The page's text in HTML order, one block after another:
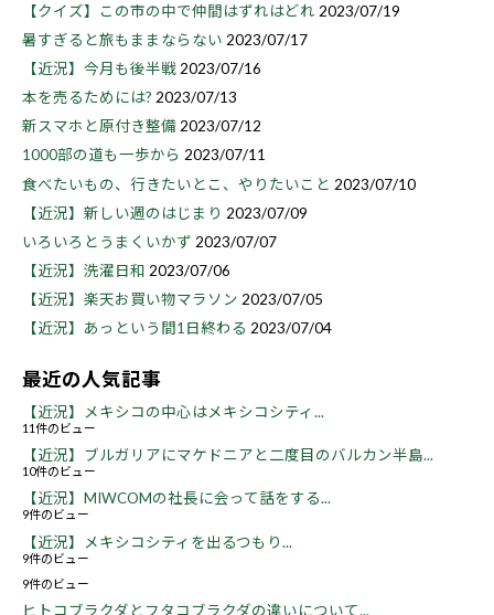
【クイズ】この市の中で仲間はずれはどれ 2023/07/19
暑すぎると旅もままならない 2023/07/17
【近況】今月も後半戦 2023/07/16
本を売るためには? 2023/07/13
新スマホと原付き整備2023/07/12
1000部の道も一歩から 2023/07/11
食べたいもの、行きたいとこ、やりたいこと 2023/07/10
【近況】新しい週のはじまり 2023/07/09
いろいろとうまくいかず 2023/07/07
【近況】洗濯日和 2023/07/06
【近況】楽天お買い物マラソン 2023/07/05
【近況】あっという間1日終わる 2023/07/04
最近の人気記事
【近況】メキシコの中心はメキシコシティ...
11件のビュー
【近況】ブルガリアにマケドニアと二度目のバルカン半島...
10件のビュー
【近況】MIWCOMの社長に会って話をする...
9件のビュー
【近況】メキシコシティを出るつもり...
9件のビュー
9件のビュー
ヒトコブラクダとフタコブラクダの違いについて...